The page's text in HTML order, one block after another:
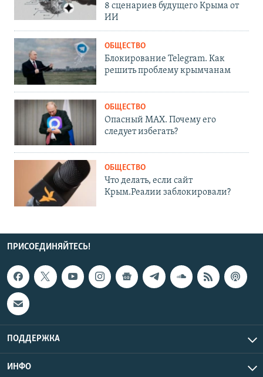
8 сценариев будущего Крыма от
ИИ
ОБЩЕСТВО
Блокирование Telegram. Как
решить проблему крымчанам
ОБЩЕСТВО
Опасный MAX. Почему его
следует избегать?
ОБЩЕСТВО
Что делать, если сайт
Крым.Реалии заблокировали?
ПРИСОЕДИНЯЙТЕСЬ!
ПОДДЕРЖКА
ИНФО